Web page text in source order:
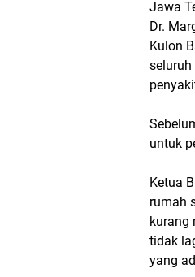
Jawa
Dr.
Kulon
untuk
Ketua
rumah
kurang
tidak
yang